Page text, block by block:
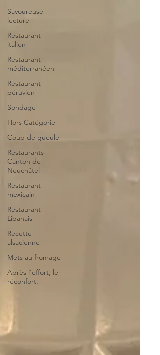
Savoureuse
lecture
Restaurant
italien
Restaurant
méditerranéen
Restaurant
péruvien
Sondage
Hors Catégorie
Coup de gueule
Restaurants
Canton de
Neuchâtel
Restaurant
mexicain
Restaurant
Libanais
Recette
alsacienne
Mets au fromage
Après l’effort, le
réconfort.